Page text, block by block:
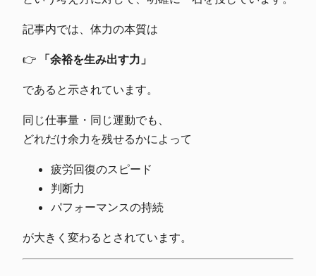
記事内では、体力の本質は
👉 「余裕を生み出す力」
であると示されています。
同じ仕事量・同じ運動でも、
どれだけ余力を残せるかによって
疲労回復のスピード
判断力
パフォーマンスの持続
が大きく変わるとされています。